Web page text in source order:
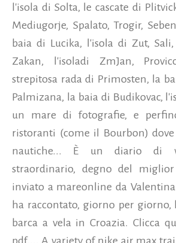
l'isola di Solta, le cascate di
Mediugorje, Spalato, Trogir,
baia di Lucika, l'isola di Zut,
Zakan, l'isoladi ZmJan,
strepitosa rada di Primosten, la
Palmizana, la baia di Budikovac,
un mare di fotografie, e
ristoranti (come il Bourbon)
nautiche... È un diario di
straordinario, degno del
inviato a mareonline da
ha raccontato, giorno per giorno,
barca a vela in Croazia. Clicca
pdf.... A variety of nike air max